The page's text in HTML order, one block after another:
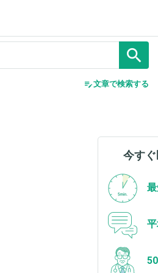
search
edit_note文章で検索する
今す